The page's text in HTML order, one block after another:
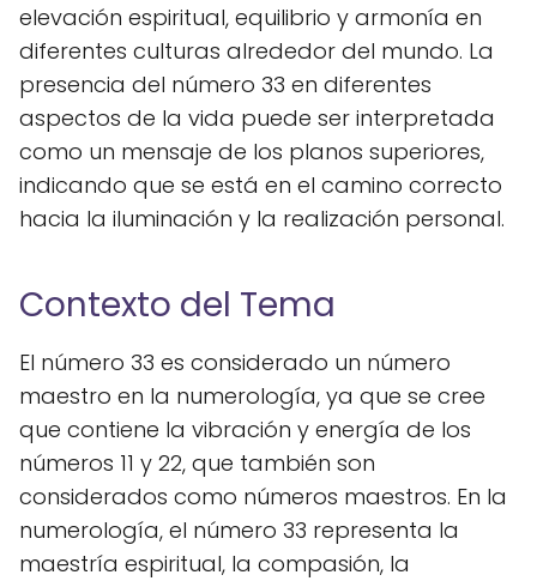
elevación espiritual, equilibrio y armonía en
diferentes culturas alrededor del mundo. La
presencia del número 33 en diferentes
aspectos de la vida puede ser interpretada
como un mensaje de los planos superiores,
indicando que se está en el camino correcto
hacia la iluminación y la realización personal.
Contexto del Tema
El número 33 es considerado un número
maestro en la numerología, ya que se cree
que contiene la vibración y energía de los
números 11 y 22, que también son
considerados como números maestros. En la
numerología, el número 33 representa la
maestría espiritual, la compasión, la